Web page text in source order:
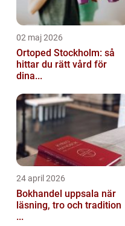
02 maj 2026
Ortoped Stockholm: så
hittar du rätt vård för
dina...
24 april 2026
Bokhandel uppsala när
läsning, tro och tradition
...